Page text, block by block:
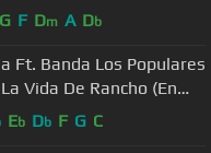
G F Dm A Db
Ft. Banda Los Populares
Vida De Rancho (En
Eb Db F G C